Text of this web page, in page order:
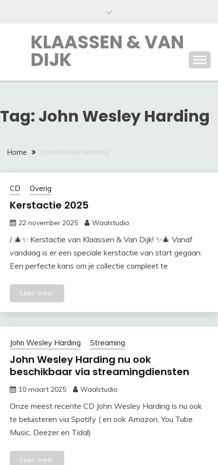
KLAASSEN & VAN
DIJK
Tag: John Wesley Harding
Home John Wesley Harding
CD Overig
Kerstactie 2025
22 november 2025 Waalstudio
/ 🎄✨ Kerstactie van Klaassen & Van Dijk! ✨🎄 Vanaf
vandaag is er een speciale kerstactie van start gegaan:
Een perfecte kans om je collectie compleet te
Lees meer
John Wesley Harding Streaming
John Wesley Harding nu ook
beschikbaar via streamingdiensten
10 maart 2025 Waalstudio
Onze meest recente CD John Wesley Harding is nu ook
te beluisteren via Spotify ( en ook Amazon, You Tube
Music, Deezer en Tidal)
Lees meer